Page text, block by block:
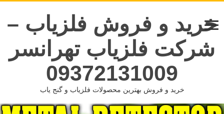
خرید و فروش فلزیاب –
شرکت فلزیاب تهرانسر
09372131009
خرید و فروش بهترین محصولات فلزیاب و گنج یاب